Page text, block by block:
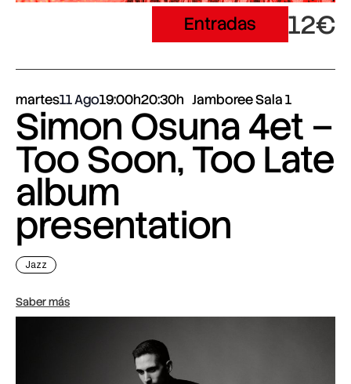
Entradas 12€
martes11 Ago19:00h20:30h Jamboree Sala 1
Simon Osuna 4et –
Too Soon, Too Late
album
presentation
Jazz
Saber más